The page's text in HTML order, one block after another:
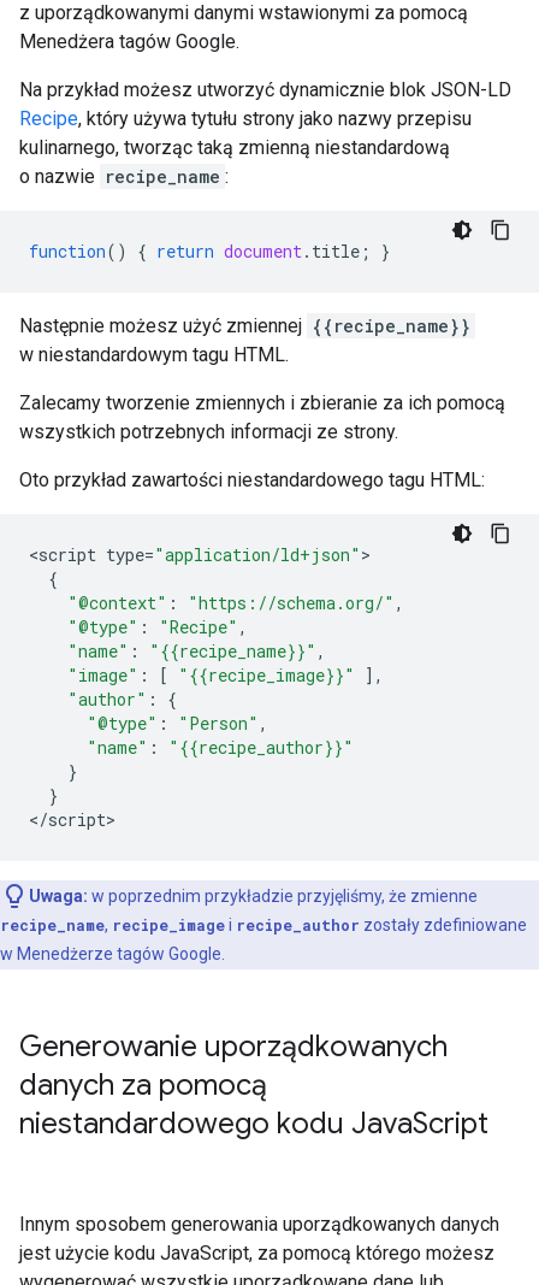
z uporządkowanymi danymi wstawionymi za pomocą
Menedżera tagów Google.
Na przykład możesz utworzyć dynamicznie blok JSON-LD
Recipe, który używa tytułu strony jako nazwy przepisu
kulinarnego, tworząc taką zmienną niestandardową
o nazwie recipe_name :
function() { return document. title ; }
Następnie możesz użyć zmiennej {{recipe_name}}
w niestandardowym tagu HTML.
Zalecamy tworzenie zmiennych i zbieranie za ich pomocą
wszystkich potrzebnych informacji ze strony.
Oto przykład zawartości niestandardowego tagu HTML:
<script type="application/ld+json"
{
"@context" : "https://schema.org/" ,
"@type" : "Recipe" ,
"name" : "{{recipe_name}}" ,
"image" : [ "{{recipe_image}}"
],
"author" :
{
"@type" : "Person" ,
"name" :
"{{recipe_author}}"
}
}
</script>
Uwaga: w poprzednim przykładzie przyjęliśmy, że zmienne
recipe_name, recipe_imagei recipe_author zostały zdefiniowane
w Menedżerze tagów Google.
Generowanie uporządkowanych
danych za pomocą
niestandardowego kodu JavaScript
Innym sposobem generowania uporządkowanych danych
jest użycie kodu JavaScript, za pomocą którego możesz